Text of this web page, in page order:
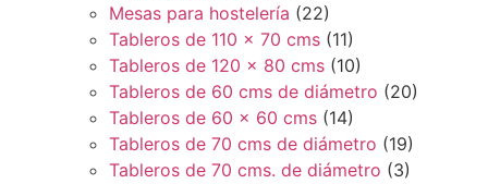
Mesas para hostelería (22)
Tableros de 110 x 70 cms (11)
Tableros de 120 x 80 cms (10)
Tableros de 60 cms de diámetro (20)
Tableros de 60 x 60 cms (14)
Tableros de 70 cms de diámetro (19)
Tableros de 70 cms. de diámetro (3)